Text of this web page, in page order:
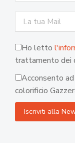
Ho letto
trattamento dei
Acconsento
colorificio